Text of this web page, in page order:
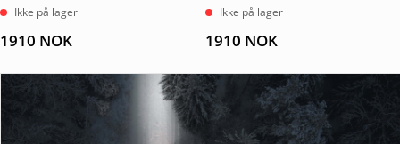
Ikke på lager
1910 NOK
Ikke på lager
1910 NOK